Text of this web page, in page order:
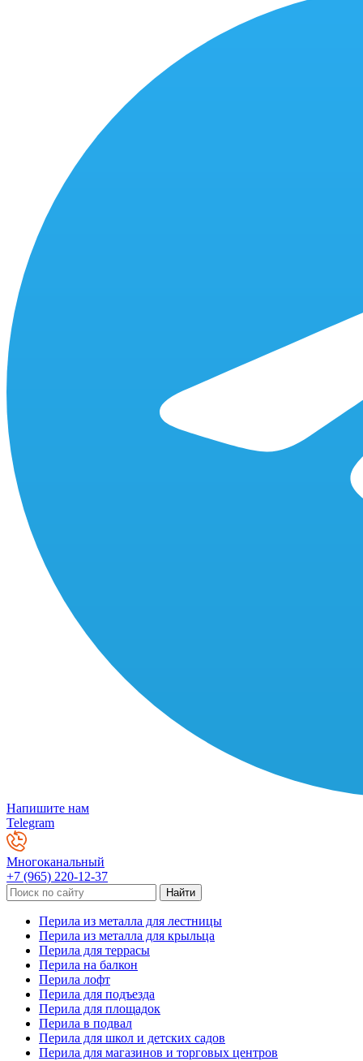
Напишите нам
Telegram
Многоканальный
+7 (965) 220-12-37
Перила из металла для лестницы
Перила из металла для крыльца
Перила для террасы
Перила на балкон
Перила лофт
Перила для подъезда
Перила для площадок
Перила в подвал
Перила для школ и детских садов
Перила для магазинов и торговых центров